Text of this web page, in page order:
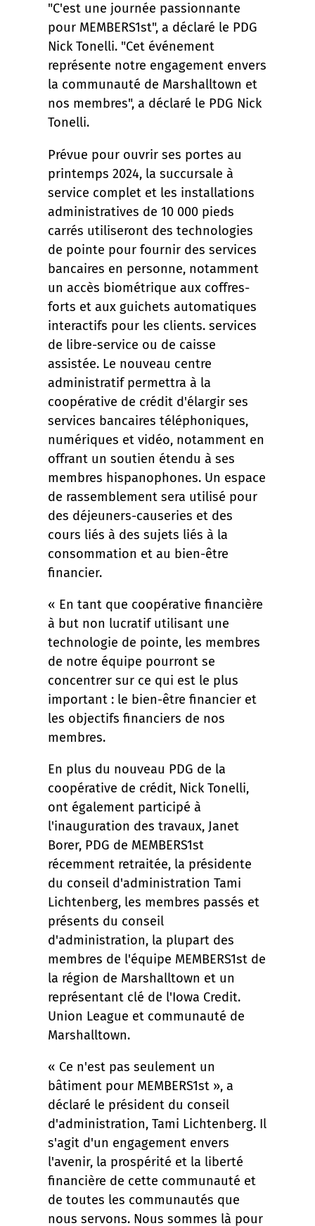
"C'est une journée passionnante
pour MEMBERS1st", a déclaré le PDG
Nick Tonelli. "Cet événement
représente notre engagement envers
la communauté de Marshalltown et
nos membres", a déclaré le PDG Nick
Tonelli.
Prévue pour ouvrir ses portes au
printemps 2024, la succursale à
service complet et les installations
administratives de 10 000 pieds
carrés utiliseront des technologies
de pointe pour fournir des services
bancaires en personne, notamment
un accès biométrique aux coffres-
forts et aux guichets automatiques
interactifs pour les clients. services
de libre-service ou de caisse
assistée. Le nouveau centre
administratif permettra à la
coopérative de crédit d'élargir ses
services bancaires téléphoniques,
numériques et vidéo, notamment en
offrant un soutien étendu à ses
membres hispanophones. Un espace
de rassemblement sera utilisé pour
des déjeuners-causeries et des
cours liés à des sujets liés à la
consommation et au bien-être
financier.
« En tant que coopérative financière
à but non lucratif utilisant une
technologie de pointe, les membres
de notre équipe pourront se
concentrer sur ce qui est le plus
important : le bien-être financier et
les objectifs financiers de nos
membres.
En plus du nouveau PDG de la
coopérative de crédit, Nick Tonelli,
ont également participé à
l'inauguration des travaux, Janet
Borer, PDG de MEMBERS1st
récemment retraitée, la présidente
du conseil d'administration Tami
Lichtenberg, les membres passés et
présents du conseil
d'administration, la plupart des
membres de l'équipe MEMBERS1st de
la région de Marshalltown et un
représentant clé de l'Iowa Credit.
Union League et communauté de
Marshalltown.
« Ce n'est pas seulement un
bâtiment pour MEMBERS1st », a
déclaré le président du conseil
d'administration, Tami Lichtenberg. Il
s'agit d'un engagement envers
l'avenir, la prospérité et la liberté
financière de cette communauté et
de toutes les communautés que
nous servons. Nous sommes là pour